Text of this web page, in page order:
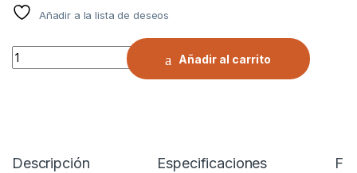
Añadir a la lista de deseos
CADENA PARA NIEVE TEXTIL SB-81 | GORILA® | VALOR POR
Añadir al carrito
Descripción Especificaciones